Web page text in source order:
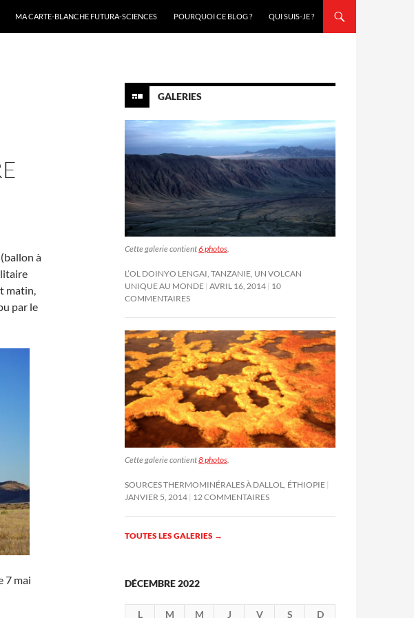
MA CARTE-BLANCHE FUTURA-SCIENCES
POURQUOI CE BLOG ? QUI SUIS-JE ?
à
matin,
par le
7 mai
GALERIES
Cette galerie contient6 photos.
L’OL DOINYO LENGAI, TANZANIE, UN VOLCAN
UNIQUE AU MONDE AVRIL 16, 2014 10
COMMENTAIRES
Cette galerie contient8 photos
SOURCES THERMOMINÉRALES À DALLOL, ÉTHIOPIE
JANVIER 5, 2014 12 COMMENTAIRES
TOUTES LES GALERIES →
DÉCEMBRE 2022
L M M J V S
D